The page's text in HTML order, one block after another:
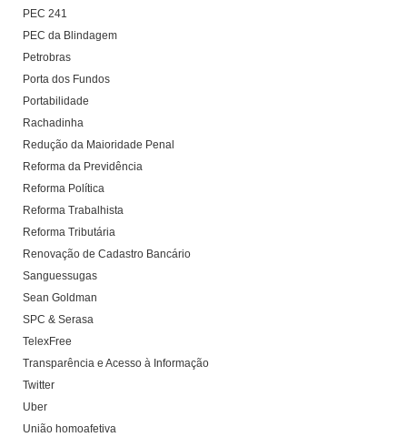
PEC 241
PEC da Blindagem
Petrobras
Porta dos Fundos
Portabilidade
Rachadinha
Redução da Maioridade Penal
Reforma da Previdência
Reforma Política
Reforma Trabalhista
Reforma Tributária
Renovação de Cadastro Bancário
Sanguessugas
Sean Goldman
SPC & Serasa
TelexFree
Transparência e Acesso à Informação
Twitter
Uber
União homoafetiva